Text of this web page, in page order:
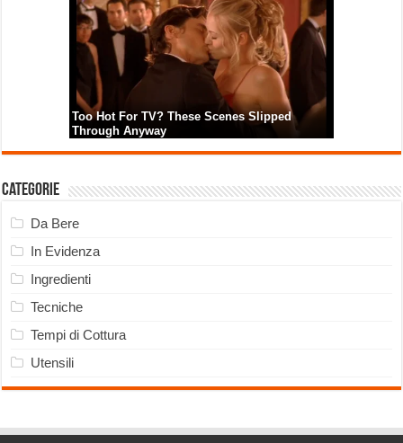
Categorie
Da Bere
In Evidenza
Ingredienti
Tecniche
Tempi di Cottura
Utensili